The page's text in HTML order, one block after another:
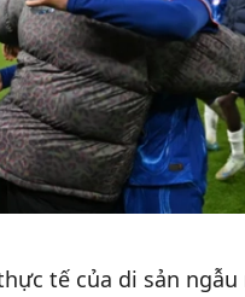
tế của di sản ngẫu